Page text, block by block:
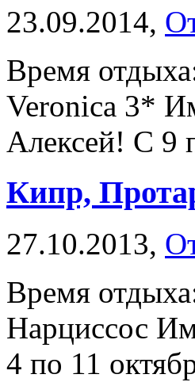
23.09.2014,
Время
Veronica 3*
Алексей! С 9
Кипр,
27.10.2013,
Время
Нарциссос
4 по 11